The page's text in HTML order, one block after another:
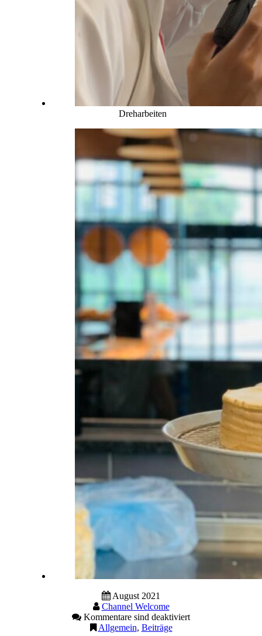
Dreharbeiten
August 2021
Channel Welcome
Kommentare sind deaktiviert
Allgemein, Beiträge